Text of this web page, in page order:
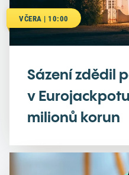
VČERA | 10:00
Sázení zdědil
v
milionů korun